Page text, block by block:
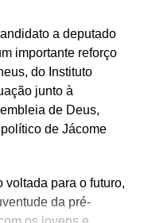
religiosa e
a sigla, entre seus
em defesa da
por esse
a deputado
importante reforço
do Instituto
junto à
de Deus,
de Jácome
voltada para o futuro,
da pré-